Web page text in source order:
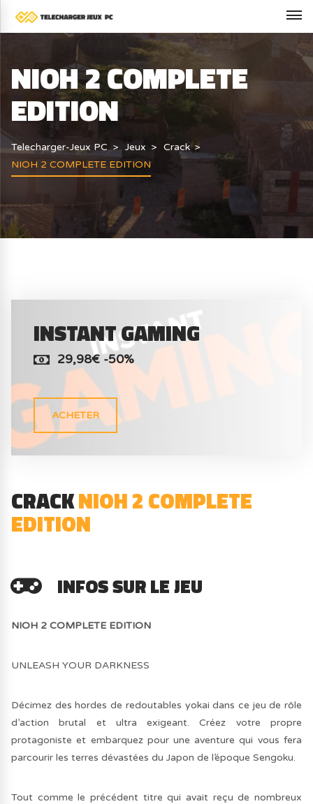
NIOH 2 COMPLETE
EDITION
Telecharger-Jeux PC Jeux
Crack
NIOH 2 COMPLETE EDITION
INSTANT GAMING
29,98€ -50%
ACHETER
CRACKNIOH 2 COMPLETE
EDITION
INFOS SUR LE JEU
NIOH 2 COMPLETE EDITION
UNLEASH YOUR DARKNESS
Décimez des hordes de redoutables yokai dans ce jeu de rôle
d’action brutal et ultra exigeant. Créez votre propre
protagoniste et embarquez pour une aventure qui vous fera
parcourir les terres dévastées du Japon de l’époque Sengoku.
Tout comme le précédent titre qui avait reçu de nombreux